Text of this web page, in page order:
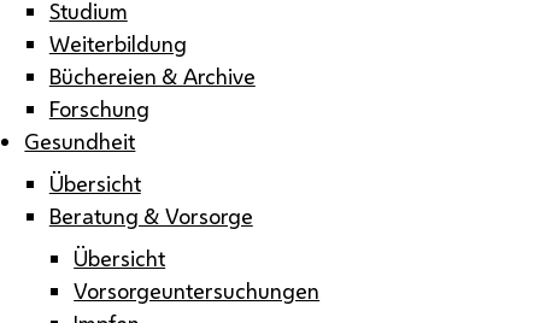
Studium
Weiterbildung
Büchereien & Archive
Forschung
Gesundheit
Übersicht
Beratung & Vorsorge
Übersicht
Vorsorgeuntersuchungen